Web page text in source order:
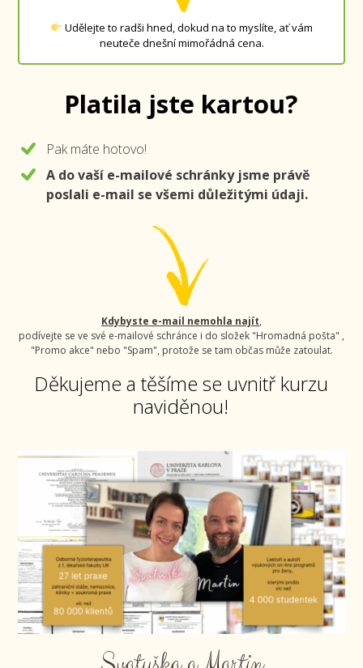
Udělejte to radši hned, dokud na to myslíte, ať vám
neuteče dnešní mimořádná cena.
Platila jste kartou?
Pak máte hotovo!
A do vaší e-mailové schránky jsme právě
poslali e-mail se všemi důležitými údaji.
Kdybyste e-mail nemohla najít,
podívejte se ve své e-mailové schránce i do složek "Hromadná pošta" ,
"Promo akce" nebo "Spam", protože se tam občas může zatoulat.
Děkujeme a těšíme se uvnitř kurzu
naviděnou!